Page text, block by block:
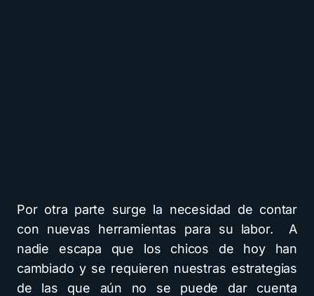
Por otra parte surge la necesidad de contar
con nuevas herramientas para su labor. A
nadie escapa que los chicos de hoy han
cambiado y se requieren nuestras estrategias
de las que aún no se puede dar cuenta